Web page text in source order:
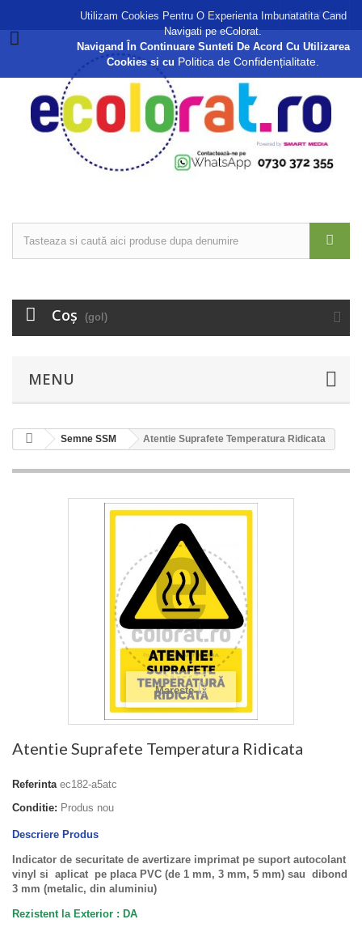
Autentificare
Coş (gol)
MENU
Semne SSM Atentie Suprafete Temperatura Ridicata
Mareste
Atentie Suprafete Temperatura Ridicata
Referinta ec182-a5atc
Conditie: Produs nou
Descriere Produs
Indicator de securitate de avertizare imprimat pe suport autocolant
vinyl si aplicat pe placa PVC (de 1 mm, 3 mm, 5 mm) sau dibond
3 mm (metalic, din aluminiu)
Rezistent la Exterior : DA
Utilizam Cookies Pentru O Experienta Imbunatatita Cand
Navigati pe eColorat.
Navigand În Continuare Sunteti De Acord Cu Utilizarea
Cookies si cu Politica de Confidențialitate.